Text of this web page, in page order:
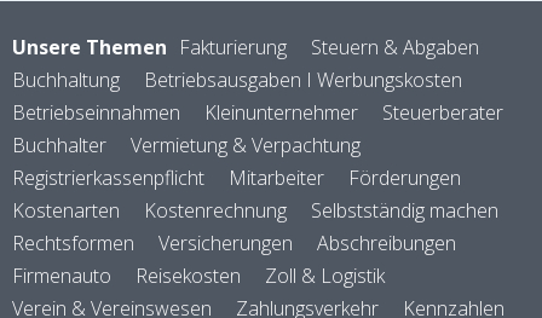
Unsere Themen Fakturierung
Steuern & Abgaben
Buchhaltung
Betriebsausgaben I Werbungskosten
Betriebseinnahmen
Kleinunternehmer
Steuerberater
Buchhalter
Vermietung & Verpachtung
Registrierkassenpflicht
Mitarbeiter
Förderungen
Kostenarten
Kostenrechnung
Selbstständig machen
Rechtsformen
Versicherungen
Abschreibungen
Firmenauto
Reisekosten
Zoll & Logistik
Verein & Vereinswesen
Zahlungsverkehr Kennzahlen